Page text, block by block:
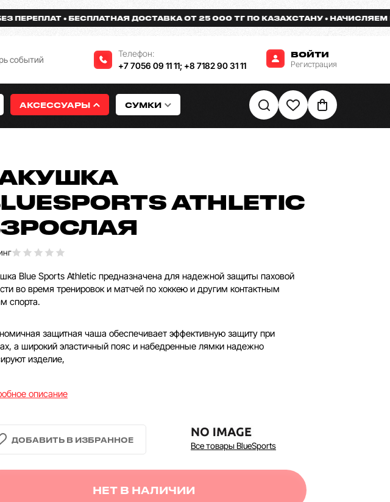
БЕСПЛАТНАЯ ДОСТАВКА ОТ 25 000 ТГ ПО КАЗАХСТАНУ НАЧИСЛЯЕМ
событий
Телефон:
+7 7056 09 11 11; +8 7182 90 31 11
ВОЙТИ
Регистрация
АКСЕССУАРЫ СУМКИ
ATHLETIC
Blue Sports Athletic предназначена для надежной защиты паховой
во время тренировок и матчей по хоккею и другим контактным
спорта.
защитная чаша обеспечивает эффективную защиту при
а широкий эластичный пояс и набедренные лямки надежно
изделие,
описание
Все товары BlueSports
НЕТ В НАЛИЧИИ